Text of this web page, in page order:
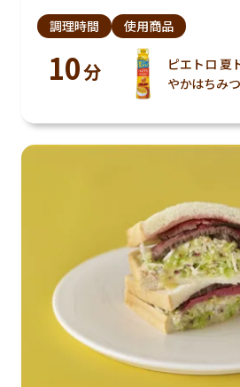
調理時間
10分
使用商品
ピエトロ 夏
やかはちみ